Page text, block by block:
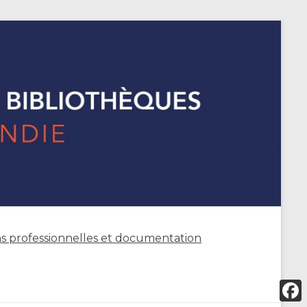
professionnelles et documentation